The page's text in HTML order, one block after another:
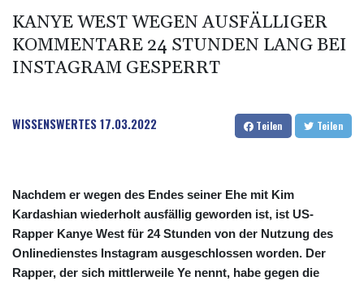
Warnstufe in China
Lionel Messi trauert um Vater und langjährigen Manager Jorge
KANYE WEST WEGEN AUSFÄLLIGER
KOMMENTARE 24 STUNDEN LANG BEI
INSTAGRAM GESPERRT
WISSENSWERTES17.03.2022 Teilen Teilen
Nachdem er wegen des Endes seiner Ehe mit Kim
Kardashian wiederholt ausfällig geworden ist, ist US-
Rapper Kanye West für 24 Stunden von der Nutzung des
Onlinedienstes Instagram ausgeschlossen worden. Der
Rapper, der sich mittlerweile Ye nennt, habe gegen die